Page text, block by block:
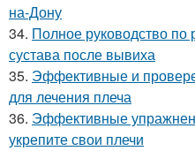
на-Дону
34. Полное руководство по
сустава после вывиха
35. Эффективные и
для лечения плеча
36. Эффективные
укрепите свои плечи